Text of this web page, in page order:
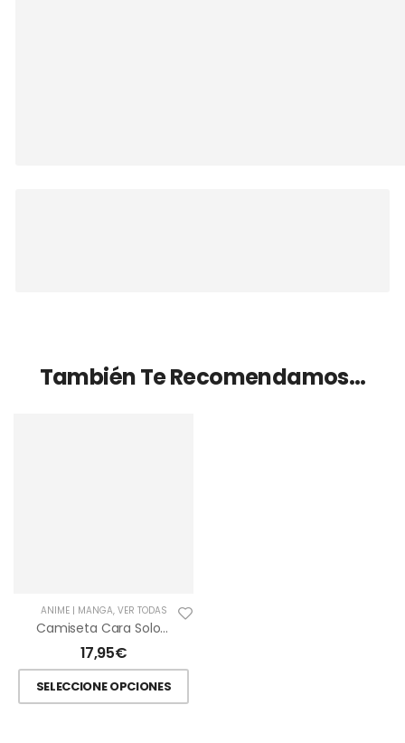
También Te Recomendamos…
ANIME | MANGA, VER TODAS
Camiseta Cara Solo Leveling
17,95€
SELECCIONE OPCIONES